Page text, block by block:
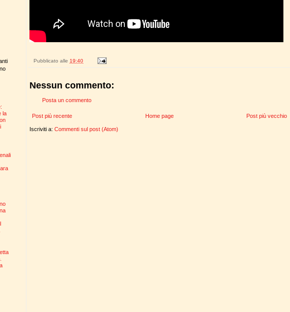
Pubblicato alle 19:40
Nessun commento:
Posta un commento
Post più recente Post più vecchio
Home page
Iscriviti a: Commenti sul post (Atom)
la